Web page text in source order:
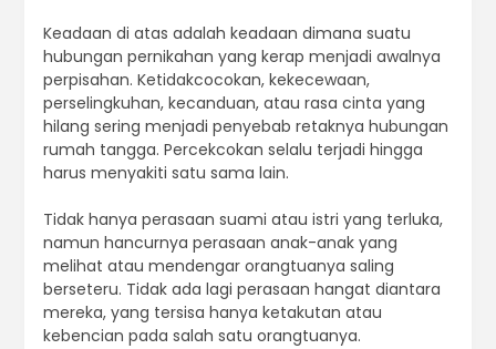
Keadaan di atas adalah keadaan dimana suatu
hubungan pernikahan yang kerap menjadi awalnya
perpisahan. Ketidakcocokan, kekecewaan,
perselingkuhan, kecanduan, atau rasa cinta yang
hilang sering menjadi penyebab retaknya hubungan
rumah tangga. Percekcokan selalu terjadi hingga
harus menyakiti satu sama lain.
Tidak hanya perasaan suami atau istri yang terluka,
namun hancurnya perasaan anak-anak yang
melihat atau mendengar orangtuanya saling
berseteru. Tidak ada lagi perasaan hangat diantara
mereka, yang tersisa hanya ketakutan atau
kebencian pada salah satu orangtuanya.